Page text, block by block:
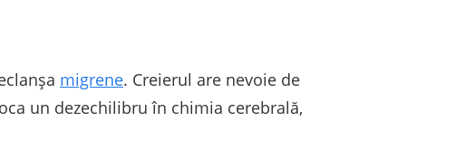
migrene. Creierul are nevoie de
un dezechilibru în chimia cerebrală,